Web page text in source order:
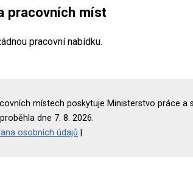
pracovních míst
pracovní nabídku.
místech poskytuje Ministerstvo práce a
dne 7. 8. 2026.
osobních údajů